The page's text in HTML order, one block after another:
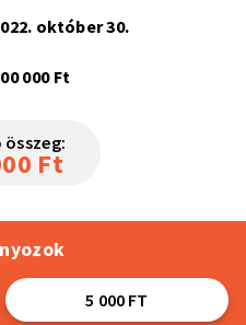
október 30.
000 Ft
összeg:
Ft
5 000 FT